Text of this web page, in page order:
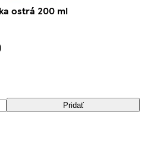
ostrá 200 ml
Pridať